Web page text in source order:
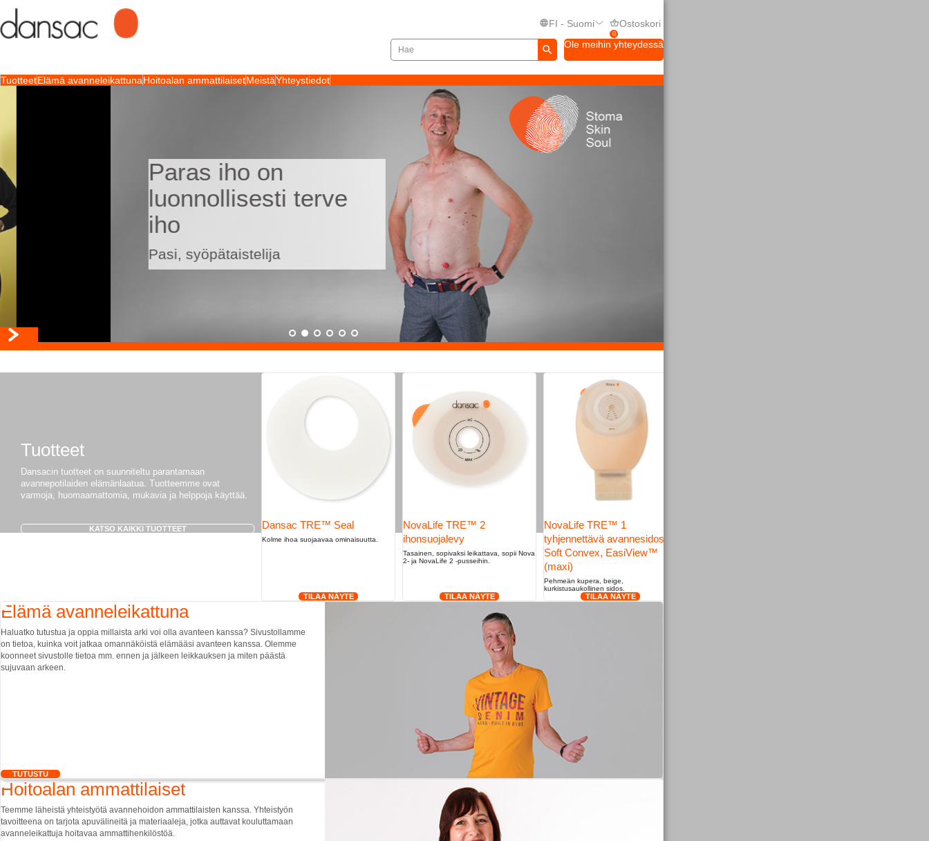
FI - Suomi
0
Ostoskori
Ole meihin yhteydessä
TuotteetElämä avanneleikattunaHoitoalan ammattilaisetMeistäYhteystiedot
Paras iho on
luonnollisesti terve
Pasi, syöpätaistelija
Tuotteet
Dansacin tuotteet on suunniteltu parantamaan
avannepotilaiden elämänlaatua. Tuotteemme ovat
varmoja, huomaamattomia, mukavia ja helppoja käyttää.
KATSO KAIKKI TUOTTEET Dansac TRE™ Seal
Kolme ihoa suojaavaa ominaisuutta.
TILAA NÄYTE
NovaLife TRE™ 2
ihonsuojalevy
Tasainen, sopivaksi leikattava, sopii Nova
2- ja NovaLife 2 -pusseihin.
TILAA NÄYTE
NovaLife TRE™ 1
tyhjennettävä avannesidos,
Soft Convex, EasiView™
(maxi)
Pehmeän kupera, beige,
kurkistusaukollinen sidos.
TILAA NÄYTE
Elämä avanneleikattuna
Haluatko tutustua ja oppia millaista arki voi olla avanteen kanssa? Sivustollamme
on tietoa, kuinka voit jatkaa omannäköistä elämääsi avanteen kanssa. Olemme
koonneet sivustolle tietoa mm. ennen ja jälkeen leikkauksen ja miten päästä
sujuvaan arkeen.
TUTUSTU
Hoitoalan ammattilaiset
Teemme läheistä yhteistyötä avannehoidon ammattilaisten kanssa. Yhteistyön
tavoitteena on tarjota apuvälineitä ja materiaaleja, jotka auttavat kouluttamaan
avanneleikattuja hoitavaa ammattihenkilöstöä.